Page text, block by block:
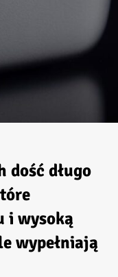
dość długo
i wysoką
wypełniają